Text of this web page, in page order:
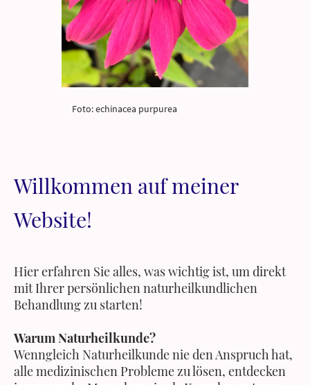
Foto: echinacea purpurea
Willkommen auf meiner
Website!
Hier erfahren Sie alles, was wichtig ist, um direkt
mit Ihrer persönlichen naturheilkundlichen
Behandlung zu starten!
Warum Naturheilkunde?
Wenngleich Naturheilkunde nie den Anspruch hat,
alle medizinischen Probleme zu lösen, entdecken